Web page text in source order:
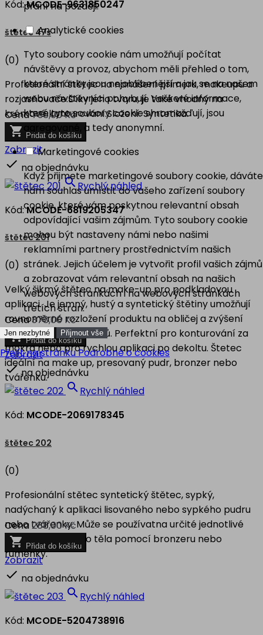
Kód:MCODE-9631850247
štětec 47s
(0)
Profesionální štětec na nanášení primeru, makeupu a
rozjasňovače.Díky jeho tvaru, je také vhodný na
krémové konturování.Složení: Syntetika.
Cena736,00 Kč
 Přidat do košíku
Zobrazit
 na objednávku
Rychlý náhled
Kód:MCODE-6819205347
štětec 201
(0)
Velký šikmý štětec na make-up pro podkladovou
aplikaci. Je jemný, hustý a syntetický štětiny umožňují
rovnoměrné rozložení produktu na obličej a zvýšení
úrovně krytí bez pruhů. Perfektní pro konturování za
mokra nebo pro rychlou aplikaci po dekoltu. Štetec
ideální na make up, presovaný pudr, bronzer nebo
tvářenku.
Cena378,00 Kč
 Přidat do košíku
Zobrazit
na objednávku
 Rychlý náhled
Kód: MCODE-2069178345
štětec 202
(0)
Profesionální stětec syntetický štětec, sypký,
nadýchaný k aplikaci lisovaného nebo sypkého pudru
nebo tvářenky. Může se používatna určité jednotlivé
části obličeje nebo těla pomocí bronzeru nebo
ruměnky.
Cena288,00 Kč
 Přidat do košíku
Zobrazit
 na objednávku
 Rychlý náhled
Kód: MCODE-5204738916
přání na později.
Analytické cookies
Tyto soubory cookie nám umožňují počítat
návštěvy a provoz, abychom měli přehled o tom,
které stránky jsou nejoblíbenější a jak se na našem
webu návštěvníci pohybují. Veškeré informace,
které tyto soubory cookie shromažďují, jsou
agregované, a tedy anonymní.
Marketingové cookies
Když přijmete marketingové soubory cookie, dáváte
nám souhlas umístit do vašeho zařízení soubory
cookie, které vám poskytnou relevantní obsah
odpovídající vašim zájmům. Tyto soubory cookie
mohou být nastaveny námi nebo našimi
reklamními partnery prostřednictvím našich
stránek. Jejich účelem je vytvořit profil vašich zájmů
a zobrazovat vám relevantní obsah na našich
webových stránkách i na webových stránkách
třetích stran.
Jen nezbytné Přijmout vše
Přejít na stránku Podrobně o cookies